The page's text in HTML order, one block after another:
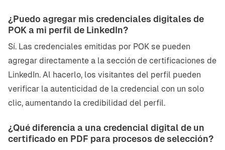
¿Puedo agregar mis credenciales digitales de
POK a mi perfil de LinkedIn?
Sí. Las credenciales emitidas por POK se pueden
agregar directamente a la sección de certificaciones de
LinkedIn. Al hacerlo, los visitantes del perfil pueden
verificar la autenticidad de la credencial con un solo
clic, aumentando la credibilidad del perfil.
¿Qué diferencia a una credencial digital de un
certificado en PDF para procesos de selección?